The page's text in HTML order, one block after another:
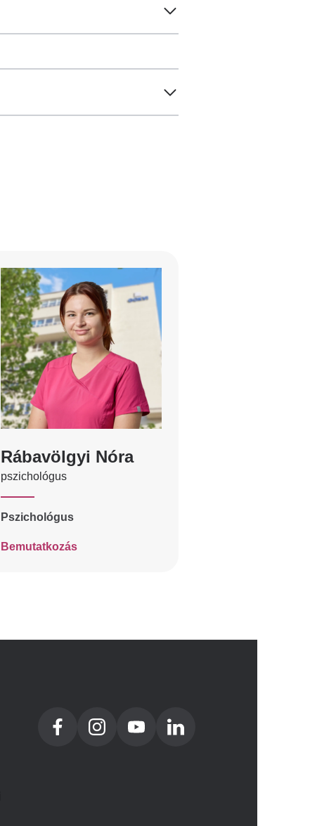
Rábavölgyi Nóra
pszichológus
Pszichológus
Bemutatkozás